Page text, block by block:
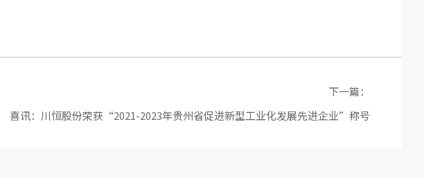
下一篇：
喜讯：川恒股份荣获“2021-2023年贵州省促进新型工业化发展先进企业”称号